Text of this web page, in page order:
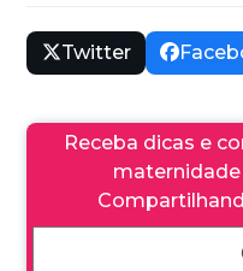
Twitter
Receba dicas e
maternidade